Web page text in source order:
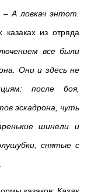
А ловкач энтот.
из отряда
все были
Они и здесь не
после боя,
эскадрона, чуть
шинели и
снятые с